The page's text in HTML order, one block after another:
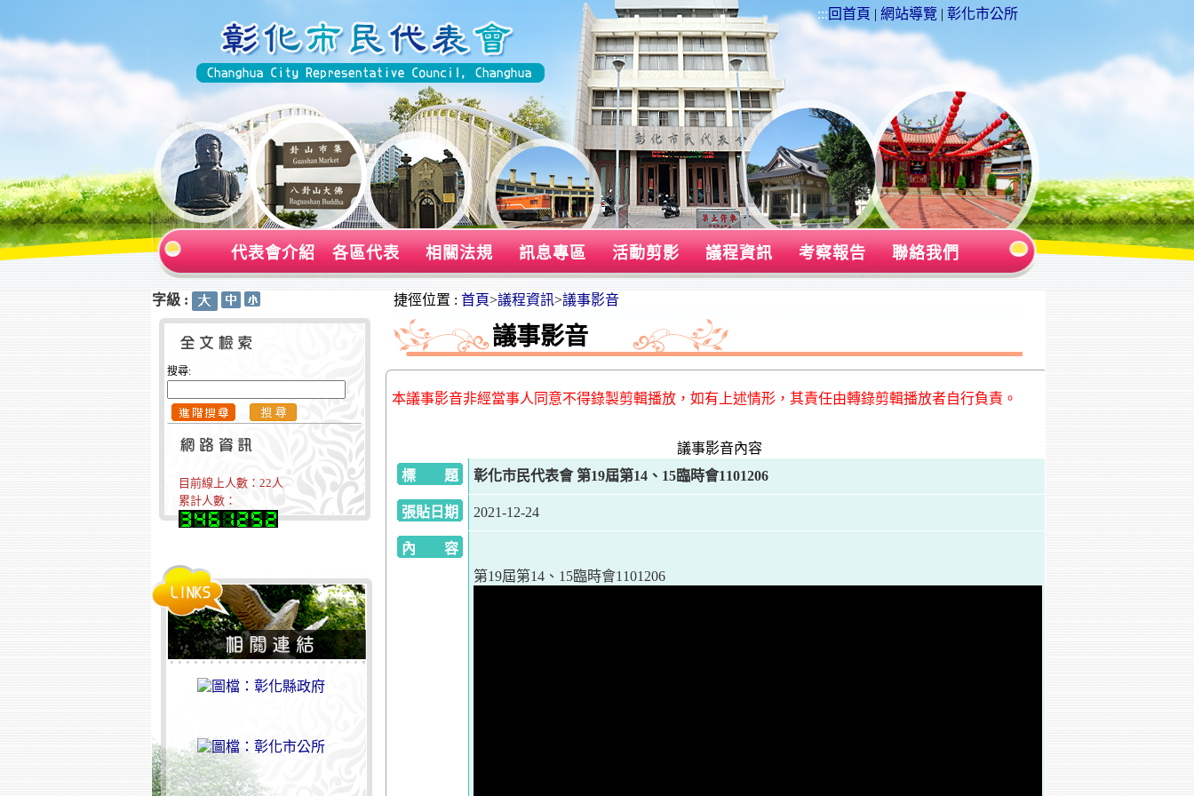
::: 回首頁 | 網站導覽 | 彰化市公所
代表會介紹 各區代表 相關法規 訊息專區 活動剪影 議程資訊 考察報告 聯絡我們
字級 :
搜尋:
目前線上人數： 22人
累計人數：
捷徑位置 : 首頁>議程資訊>議事影音
議事影音
本議事影音非經當事人同意不得錄製剪輯播放，如有上述情形，其責任由轉錄剪輯播放者自行負責。
議事影音內容
標 題
彰化市民代表會 第19屆第14、15臨時會1101206
張貼日期 2021-12-24
內 容
第19屆第14、15臨時會1101206